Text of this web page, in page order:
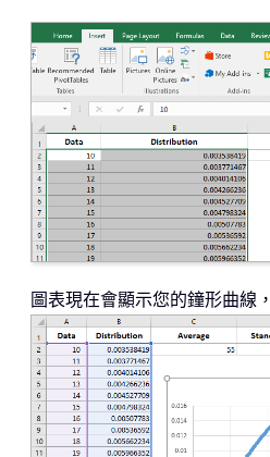
圖表現在會顯示您的鐘形曲線